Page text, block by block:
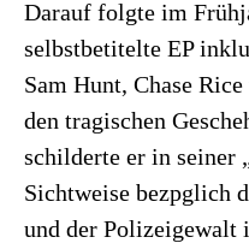
Darauf folgte im
selbstbetitelte EP
Sam Hunt, Chase
den tragischen
schilderte er in seiner
Sichtweise bezpglich
und der Polizeigewalt